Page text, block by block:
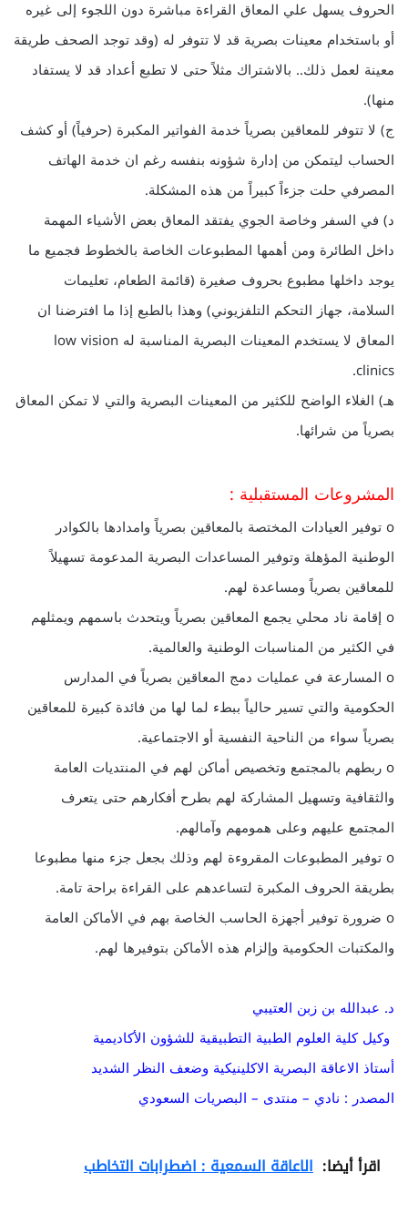
الحروف يسهل علي المعاق القراءة مباشرة دون اللجوء إلى غيره
أو باستخدام معينات بصرية قد لا تتوفر له (وقد توجد الصحف طريقة
معينة لعمل ذلك.. بالاشتراك مثلاً حتى لا تطبع أعداد قد لا يستفاد
منها).
ج) لا تتوفر للمعاقين بصرياً خدمة الفواتير المكبرة (حرفياً) أو كشف
الحساب ليتمكن من إدارة شؤونه بنفسه رغم ان خدمة الهاتف
المصرفي حلت جزءاً كبيراً من هذه المشكلة.
د) في السفر وخاصة الجوي يفتقد المعاق بعض الأشياء المهمة
داخل الطائرة ومن أهمها المطبوعات الخاصة بالخطوط فجميع ما
يوجد داخلها مطبوع بحروف صغيرة (قائمة الطعام، تعليمات
السلامة، جهاز التحكم التلفزيوني) وهذا بالطبع إذا ما افترضنا ان
المعاق لا يستخدم المعينات البصرية المناسبة له low vision
clinics.
هـ) الغلاء الواضح للكثير من المعينات البصرية والتي لا تمكن المعاق
بصرياً من شرائها.
المشروعات المستقبلية :
o توفير العيادات المختصة بالمعاقين بصرياً وامدادها بالكوادر
الوطنية المؤهلة وتوفير المساعدات البصرية المدعومة تسهيلاً
للمعاقين بصرياً ومساعدة لهم.
o إقامة ناد محلي يجمع المعاقين بصرياً ويتحدث باسمهم ويمثلهم
في الكثير من المناسبات الوطنية والعالمية.
o المسارعة في عمليات دمج المعاقين بصرياً في المدارس
الحكومية والتي تسير حالياً ببطء لما لها من فائدة كبيرة للمعاقين
بصرياً سواء من الناحية النفسية أو الاجتماعية.
o ربطهم بالمجتمع وتخصيص أماكن لهم في المنتديات العامة
والثقافية وتسهيل المشاركة لهم بطرح أفكارهم حتى يتعرف
المجتمع عليهم وعلى همومهم وآمالهم.
o توفير المطبوعات المقروءة لهم وذلك بجعل جزء منها مطبوعا
بطريقة الحروف المكبرة لتساعدهم على القراءة براحة تامة.
o ضرورة توفير أجهزة الحاسب الخاصة بهم في الأماكن العامة
والمكتبات الحكومية وإلزام هذه الأماكن بتوفيرها لهم.
د. عبدالله بن زبن العتيبي
وكيل كلية العلوم الطبية التطبيقية للشؤون الأكاديمية
أستاذ الاعاقة البصرية الاكلينيكية وضعف النظر الشديد
المصدر : نادي – منتدى – البصريات السعودي
اقرأ أيضا: الاعاقة السمعية : اضطرابات التخاطب